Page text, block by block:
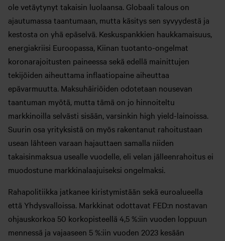
ole vetäytynyt takaisin luolaansa. Globaali talous on
ajautumassa taantumaan, mutta käsitys sen syvyydestä ja
kestosta on yhä epäselvä. Keskuspankkien haukkamaisuus,
energiakriisi Euroopassa, Kiinan tuotanto-ongelmat
koronarajoitusten paineessa sekä edellä mainittujen
tekijöiden aiheuttama inflaatiopaine aiheuttaa
epävarmuutta. Maksuhäiriöiden odotetaan nousevan
taantuman myötä, mutta tämä on jo hinnoiteltu
markkinoilla selvästi sisään, varsinkin high yield-lainoissa.
Suurin osa yrityksistä on myös rakentanut rahoitustaan
usean lähteen varaan hajauttaen samalla niiden
takaisinmaksua usealle vuodelle, eli velan jälleenrahoitus ei
muodostune markkinalaajuiseksi ongelmaksi.
Rahapolitiikka jatkanee kiristymistään sekä euroalueella
että Yhdysvalloissa. Markkinat odottavat FED:n nostavan
ohjauskorkoa 50 korkopisteellä 4,5 %:iin vuoden loppuun
mennessä ja vajaaseen 5 %:iin vuoden 2023 kesään